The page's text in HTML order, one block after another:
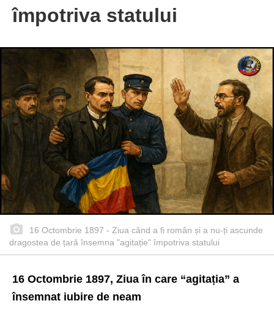
împotriva statului
16 Octombrie 1897 - Ziua când a fi român și a nu-ți ascunde
dragostea de țară însemna "agitație" împotriva statului
16 Octombrie 1897, Ziua în care “agitația” a
însemnat iubire de neam